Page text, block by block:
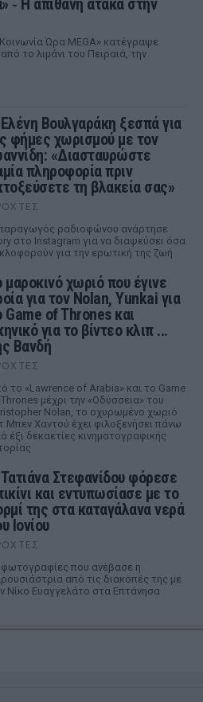
‑ Η απίθανη ατάκα στην
Ώρα MEGA» κατέγραψε
το λιμάνι του Πειραιά, την
Βουλγαράκη ξεσπά για
φήμες χωρισμού με τον
«Διασταυρώστε
πληροφορία πριν
τη βλακεία σας»
ραδιοφώνου ανάρτησε
στο Instagram για να διαψεύσει όσα
για την ερωτική της ζωή
μαροκινό χωριό που έγινε
για τον Nolan, Yunkai για
Game of Thrones και
για το βίντεο κλιπ ...
Βανδή
το «Lawrence of Arabia» και το Game
μέχρι την «Οδύσσεια» του
Nolan, το οχυρωμένο χωριό
Μπεν Χαντού έχει φιλοξενήσει πάνω
έξι δεκαετίες κινηματογραφικής
Στεφανίδου φόρεσε
και εντυπωσίασε με το
της στα καταγάλανα νερά
Ιονίου
φωτογραφίες που ανέβασε η
από τις διακοπές της με
Νίκο Ευαγγελάτο στα Επτάνησα